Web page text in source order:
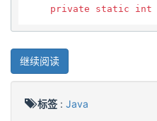
private static int
继续阅读
标签 : Java